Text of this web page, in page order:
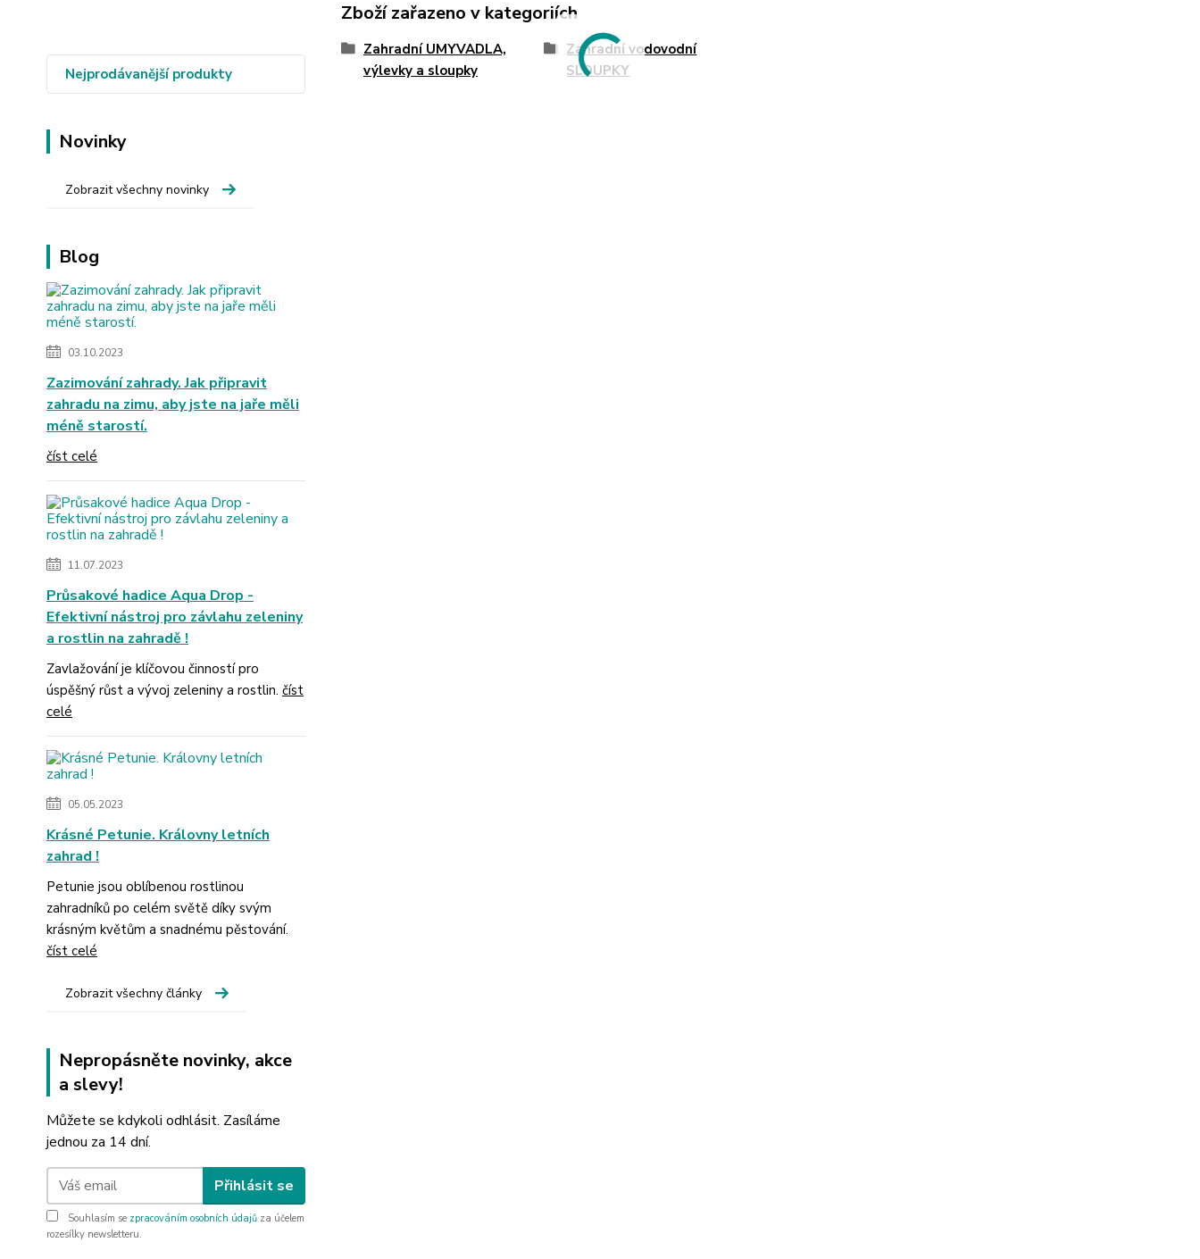
Nejprodávanější produkty
Novinky
Zobrazit všechny novinky
Blog
03.10.2023
Zazimování zahrady. Jak připravit
zahradu na zimu, aby jste na jaře měli
méně starostí.
číst celé
11.07.2023
Průsakové hadice Aqua Drop -
Efektivní nástroj pro závlahu zeleniny
a rostlin na zahradě !
Zavlažování je klíčovou činností pro
úspěšný růst a vývoj zeleniny a rostlin. číst
celé
05.05.2023
Krásné Petunie. Královny letních
zahrad !
Petunie jsou oblíbenou rostlinou
zahradníků po celém světě díky svým
krásným květům a snadnému pěstování.
číst celé
Zobrazit všechny články
Nepropásněte novinky, akce
a slevy!
Můžete se kdykoli odhlásit. Zasíláme
jednou za 14 dní.
Přihlásit se
Souhlasím se zpracováním osobních údajů za účelem
rozesílky newsletteru.
Zboží zařazeno v kategoriích
Zahradní UMYVADLA,
výlevky a sloupky
Zahradní vodovodní
SLOUPKY